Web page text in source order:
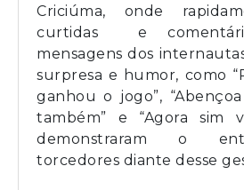
Criciúma, onde
curtidas e
mensagens dos
surpresa e humor, como
ganhou o jogo”,
também” e “Agora sim
demonstraram o
torcedores diante desse